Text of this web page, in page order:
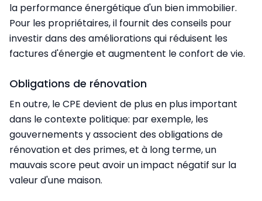
la performance énergétique d'un bien immobilier.
Pour les propriétaires, il fournit des conseils pour
investir dans des améliorations qui réduisent les
factures d'énergie et augmentent le confort de vie.
Obligations de rénovation
En outre, le CPE devient de plus en plus important
dans le contexte politique: par exemple, les
gouvernements y associent des obligations de
rénovation et des primes, et à long terme, un
mauvais score peut avoir un impact négatif sur la
valeur d'une maison.